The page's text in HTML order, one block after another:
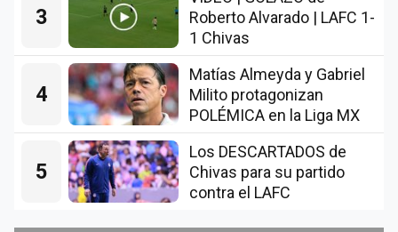
3
Roberto Alvarado | LAFC 1-
1 Chivas
4
Matías Almeyda y Gabriel
Milito protagonizan
POLÉMICA en la Liga MX
5
Los DESCARTADOS de
Chivas para su partido
contra el LAFC